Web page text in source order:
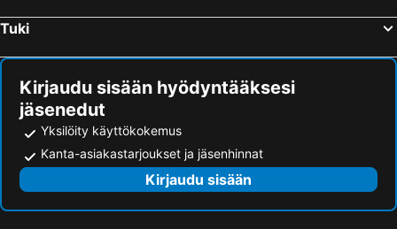
Tuki
Kirjaudu sisään hyödyntääksesi
jäsenedut
Yksilöity käyttökokemus
Kanta-asiakastarjoukset ja jäsenhinnat
Kirjaudu sisään